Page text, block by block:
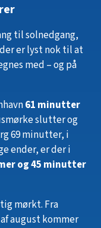
til solnedgang,
er lyst nok til at
med – og på
61 minutter
slutter og
69 minutter, i
ender, er der i
og 45 minutter
mørkt. Fra
august kommer